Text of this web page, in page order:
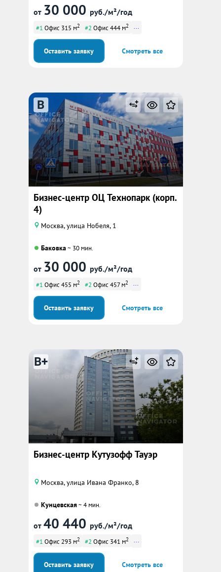
от 30 000 руб./м²/год
#1 Офис 315 м2 #2 Офис 444 м2 ...
Оставить заявку Смотреть все
B
Бизнес-центр ОЦ Технопарк (корп.
4)
Москва, улица Нобеля, 1
Баковка~ 30 мин.
от 30 000 руб./м²/год
#1 Офис 455 м2 #2 Офис 457 м2 ...
Оставить заявку Смотреть все
B+
Бизнес-центр Кутузофф Тауэр
Москва, улица Ивана Франко, 8
Кунцевская~ 4 мин.
от 40 440 руб./м²/год
#1 Офис 293 м2 #2 Офис 341 м2 ...
Оставить заявку Смотреть все